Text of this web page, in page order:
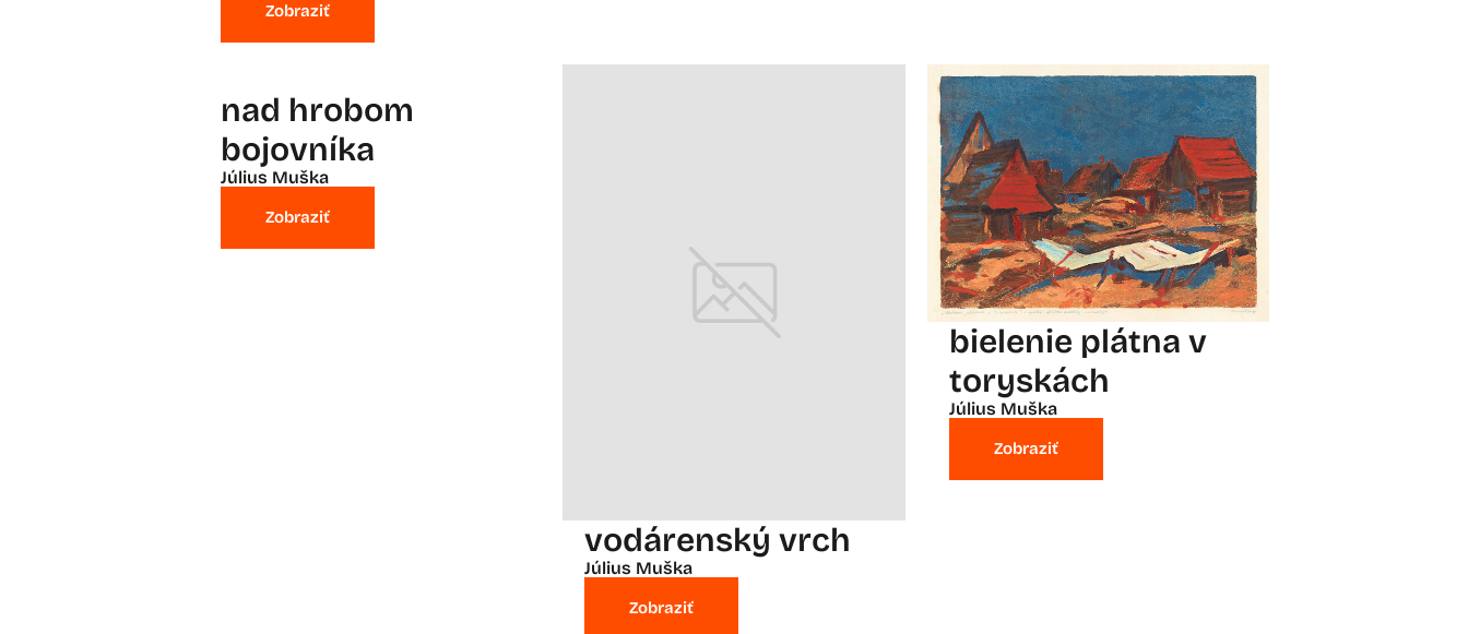
Zobraziť
nad hrobom
bojovníka
Július Muška
Zobraziť
vodárenský vrch
Július Muška
Zobraziť
bielenie plátna v
toryskách
Július Muška
Zobraziť